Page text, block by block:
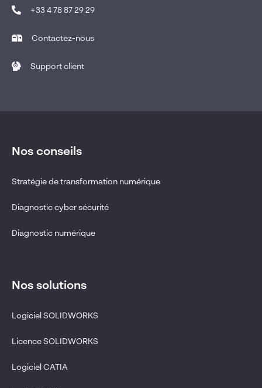
+33 4 78 87 29 29
Contactez-nous
Support client
Nos conseils
Stratégie de transformation numérique
Diagnostic cyber sécurité
Diagnostic numérique
Nos solutions
Logiciel SOLIDWORKS
Licence SOLIDWORKS
Logiciel CATIA